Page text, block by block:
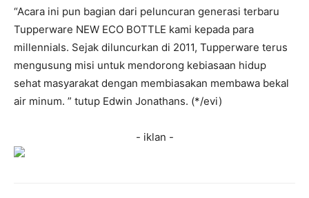
“Acara ini pun bagian dari peluncuran generasi terbaru
Tupperware NEW ECO BOTTLE kami kepada para
millennials. Sejak diluncurkan di 2011, Tupperware terus
mengusung misi untuk mendorong kebiasaan hidup
sehat masyarakat dengan membiasakan membawa bekal
air minum. ” tutup Edwin Jonathans. (*/evi)
- iklan -